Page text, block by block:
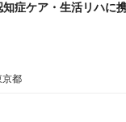
症ケア・生活リハに
京都